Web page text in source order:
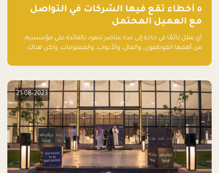
٥ أخطاء تقع فيها الشركات في التواصل
مع العميل المحتمل
أي عمل دائمًا في حاجة إلى عدة عناصر ليعود بالفائدة على مؤسسيه،
من أهمها الموظفون، والمال، والأدوات، والمعلومات. ولكن هناك
أساسه ذلك العمل.
21-08-2023